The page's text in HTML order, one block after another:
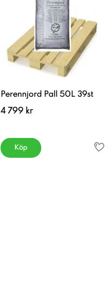
Perennjord Pall 50L 39st
4 799 kr
Köp